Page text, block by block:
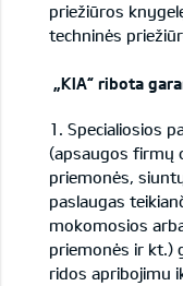
priežiūros
techninės
„KIA“ ribota
1. Specialiosios
(apsaugos firmų
priemonės,
paslaugas
mokomosios
priemonės ir kt.)
ridos apribojimu